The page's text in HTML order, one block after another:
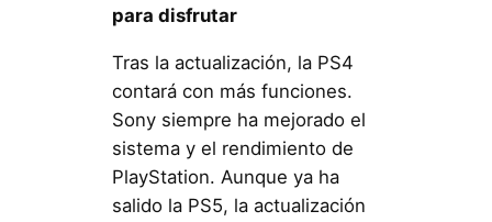
para disfrutar
Tras la actualización, la PS4
contará con más funciones.
Sony siempre ha mejorado el
sistema y el rendimiento de
PlayStation. Aunque ya ha
salido la PS5, la actualización